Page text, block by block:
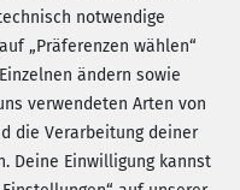
notwendige
„Präferenzen wählen“
ändern sowie
verwendeten Arten von
die Verarbeitung deiner
Deine Einwilligung kannst